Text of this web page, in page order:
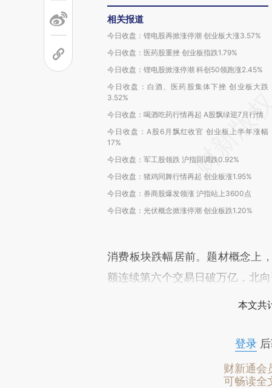
相关报道
今日收盘：锂电股再掀涨停潮 创业板大涨3.57%
今日收盘：医药股重挫 创业板指跌1.79%
今日收盘：锂电股掀涨停潮 科创50领跑涨2.45%
今日收盘：白酒、医药股集体下挫 创业板大跌
3.52%
今日收盘：喝酒吃药行情再起 A股飘绿迎7月行情
今日收盘：A股6月飘红收官 创业板上半年涨幅
17%
今日收盘：军工股领跌 沪指回调跌0.92%
今日收盘：猪鸡同舞行情再起 创业板涨1.95%
今日收盘：券商股爆发领涨 沪指站上3600点
今日收盘：光伏概念掀涨停潮 创业板跌1.20%
消费板块跌幅居前。题材概念上
额连续第六个交易日破万亿，北向
本文共
登录后
财新通会
可畅读全